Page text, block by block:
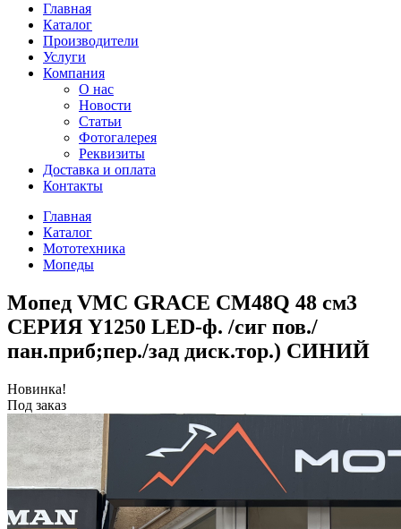
Главная
Каталог
Производители
Услуги
Компания
О нас
Новости
Статьи
Фотогалерея
Реквизиты
Доставка и оплата
Контакты
Главная
Каталог
Мототехника
Мопеды
Мопед VMC GRACE CM48Q 48 см3
СЕРИЯ Y1250 LED-ф. /сиг пов./
пан.приб;пер./зад диск.тор.) СИНИЙ
Новинка!
Под заказ